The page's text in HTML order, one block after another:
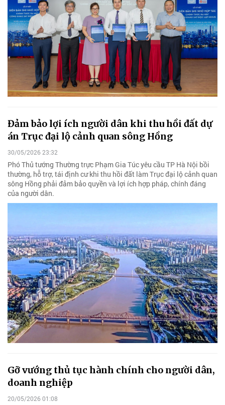
Đảm bảo lợi ích người dân khi thu hồi đất dự
án Trục đại lộ cảnh quan sông Hồng
30/05/2026 23:32
Phó Thủ tướng Thường trực Phạm Gia Túc yêu cầu TP Hà Nội bồi
thường, hỗ trợ, tái định cư khi thu hồi đất làm Trục đại lộ cảnh quan
sông Hồng phải đảm bảo quyền và lợi ích hợp pháp, chính đáng
của người dân.
Gỡ vướng thủ tục hành chính cho người dân,
doanh nghiệp
20/05/2026 01:08